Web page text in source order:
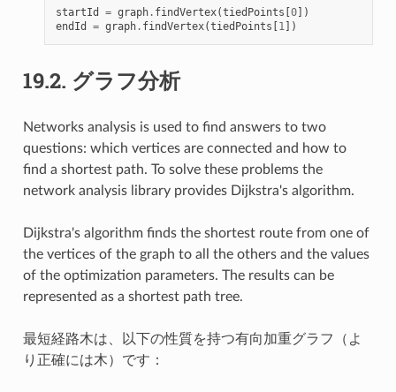
startId = graph. findVertex(tiedPoints [0])
endId
= graph. findVertex(tiedPoints [1])
19.2. グラフ分析
Networks analysis is used to find answers to two
questions: which vertices are connected and how to
find a shortest path. To solve these problems the
network analysis library provides Dijkstra's algorithm.
Dijkstra's algorithm finds the shortest route from one of
the vertices of the graph to all the others and the values
of the optimization parameters. The results can be
represented as a shortest path tree.
最短経路木は、以下の性質を持つ有向加重グラフ（よ
り正確には木）です：